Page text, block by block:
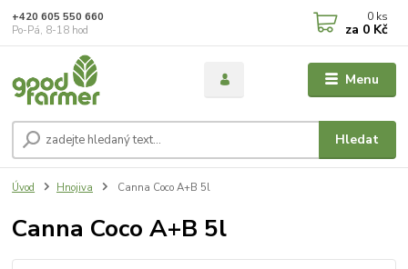
Menu
Hledat
+420 605 550 660
Po-Pá, 8-18 hod
0 ks
za 0 Kč
Úvod Hnojiva Canna Coco A+B 5l
Canna Coco A+B 5l